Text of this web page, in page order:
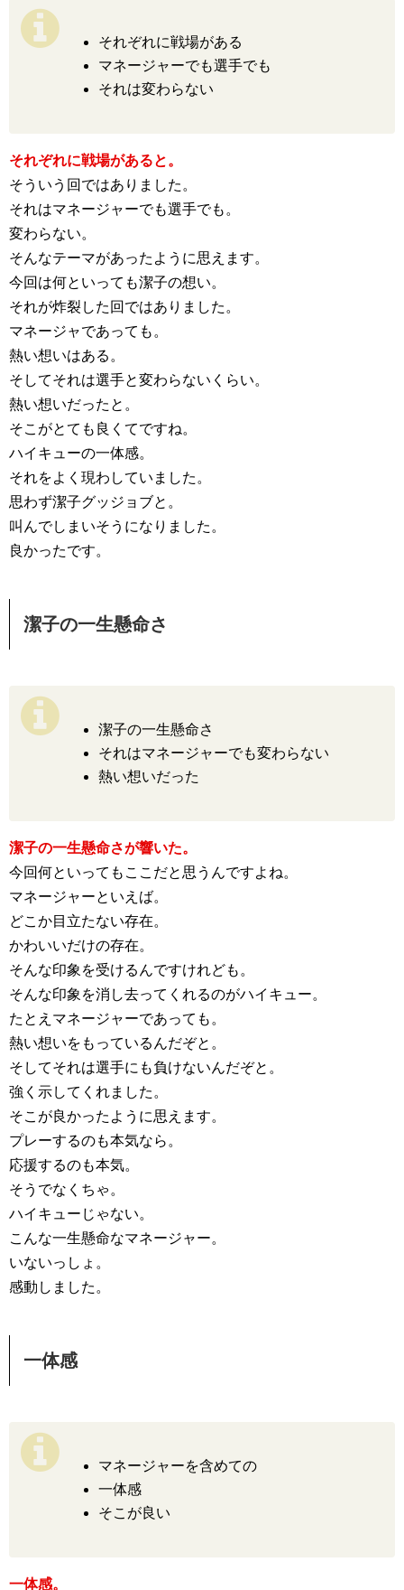
それぞれに戦場がある
マネージャーでも選手でも
それは変わらない
それぞれに戦場があると。
そういう回ではありました。
それはマネージャーでも選手でも。
変わらない。
そんなテーマがあったように思えます。
今回は何といっても潔子の想い。
それが炸裂した回ではありました。
マネージャであっても。
熱い想いはある。
そしてそれは選手と変わらないくらい。
熱い想いだったと。
そこがとても良くてですね。
ハイキューの一体感。
それをよく現わしていました。
思わず潔子グッジョブと。
叫んでしまいそうになりました。
良かったです。
潔子の一生懸命さ
潔子の一生懸命さ
それはマネージャーでも変わらない
熱い想いだった
潔子の一生懸命さが響いた。
今回何といってもここだと思うんですよね。
マネージャーといえば。
どこか目立たない存在。
かわいいだけの存在。
そんな印象を受けるんですけれども。
そんな印象を消し去ってくれるのがハイキュー。
たとえマネージャーであっても。
熱い想いをもっているんだぞと。
そしてそれは選手にも負けないんだぞと。
強く示してくれました。
そこが良かったように思えます。
プレーするのも本気なら。
応援するのも本気。
そうでなくちゃ。
ハイキューじゃない。
こんな一生懸命なマネージャー。
いないっしょ。
感動しました。
一体感
マネージャーを含めての
一体感
そこが良い
一体感。